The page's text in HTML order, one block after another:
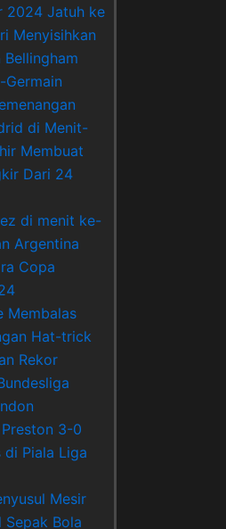
2024 Jatuh ke
Menyisihkan
Germain
di Menit-
Membuat
Dari 24
di menit ke-
Argentina
Copa
Membalas
Hat-trick
Rekor
3-0
di Piala Liga
Mesir
Sepak Bola